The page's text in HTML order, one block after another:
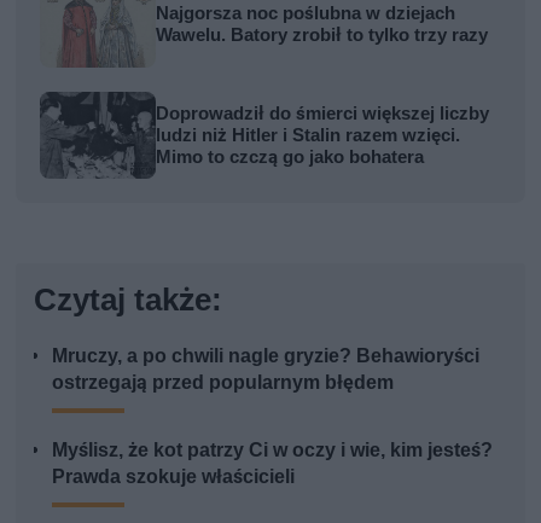
Najgorsza noc poślubna w dziejach
Wawelu. Batory zrobił to tylko trzy razy
Doprowadził do śmierci większej liczby
ludzi niż Hitler i Stalin razem wzięci.
Mimo to czczą go jako bohatera
Czytaj także:
Mruczy, a po chwili nagle gryzie? Behawioryści
ostrzegają przed popularnym błędem
Myślisz, że kot patrzy Ci w oczy i wie, kim jesteś?
Prawda szokuje właścicieli